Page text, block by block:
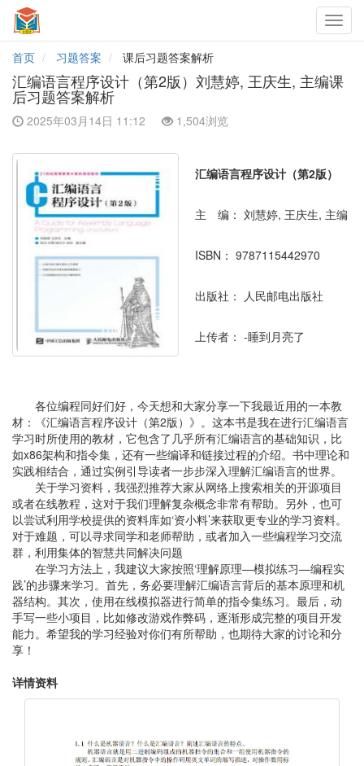
首页
习题答案 课后习题答案解析
汇编语言程序设计（第2版）刘慧婷, 王庆生, 主编课
后习题答案解析
2025年03月14日 11:12 1,504浏览
汇编语言程序设计（第2版）
主 编： 刘慧婷, 王庆生, 主编
ISBN： 9787115442970
出版社： 人民邮电出版社
上传者： -睡到月亮了
各位编程同好们好，今天想和大家分享一下我最近用的一本教
材：《汇编语言程序设计（第2版）》。这本书是我在进行汇编语言
学习时所使用的教材，它包含了几乎所有汇编语言的基础知识，比
如x86架构和指令集，还有一些编译和链接过程的介绍。书中理论和
实践相结合，通过实例引导读者一步步深入理解汇编语言的世界。
关于学习资料，我强烈推荐大家从网络上搜索相关的开源项目
或者在线教程，这对于我们理解复杂概念非常有帮助。另外，也可
以尝试利用学校提供的资料库如‘资小料’来获取更专业的学习资料。
对于难题，可以寻求同学和老师帮助，或者加入一些编程学习交流
群，利用集体的智慧共同解决问题
在学习方法上，我建议大家按照‘理解原理—模拟练习—编程实
践’的步骤来学习。首先，务必要理解汇编语言背后的基本原理和机
器结构。其次，使用在线模拟器进行简单的指令集练习。最后，动
手写一些小项目，比如修改游戏作弊码，逐渐形成完整的项目开发
能力。希望我的学习经验对你们有所帮助，也期待大家的讨论和分
享！
详情资料